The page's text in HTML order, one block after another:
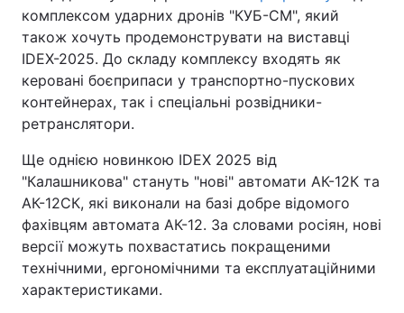
комплексом ударних дронів "КУБ-СМ", який
також хочуть продемонструвати на виставці
IDEX-2025. До складу комплексу входять як
керовані боєприпаси у транспортно-пускових
контейнерах, так і спеціальні розвідники-
ретранслятори.
Ще однією новинкою IDEX 2025 від
"Калашникова" стануть "нові" автомати АК-12К та
АК-12СК, які виконали на базі добре відомого
фахівцям автомата АК-12. За словами росіян, нові
версії можуть похвастатись ‎покращеними
технічними, ергономічними та експлуатаційними
характеристиками.